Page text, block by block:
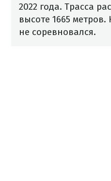
2022 года. Трасса
высоте 1665
не соревновался.